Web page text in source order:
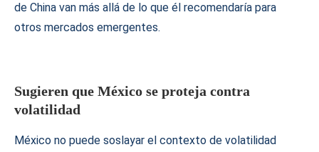
de China van más allá de lo que él recomendaría para
otros mercados emergentes.
Sugieren que México se proteja contra
volatilidad
México no puede soslayar el contexto de volatilidad